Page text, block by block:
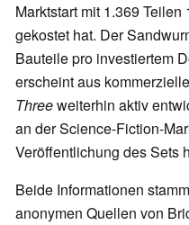
Marktstart mit 1.369
gekostet hat. Der
Bauteile pro investiertem
erscheint aus
Threeweiterhin aktiv
an der Science-Fiction-
Veröffentlichung des Sets
Beide Informationen
anonymen Quellen von